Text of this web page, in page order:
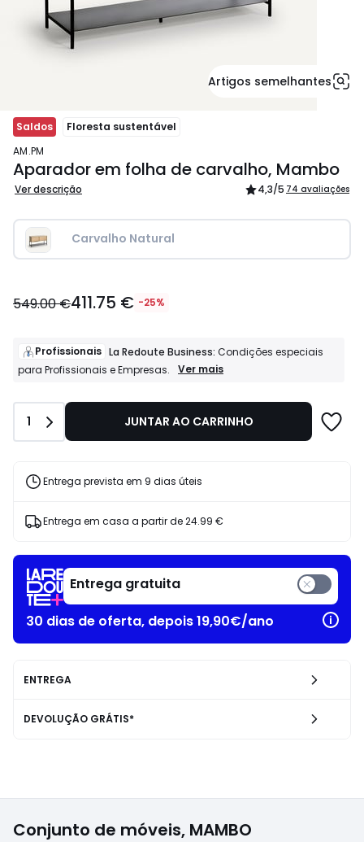
Artigos semelhantes
Saldos
Floresta sustentável
AM.PM
Aparador em folha de carvalho, Mambo
Ver descrição 4,3/5 74 avaliações
Carvalho Natural
€
de
549.00
25%
desconto
549.00 €411.75 € -25%
Profissionais La Redoute Business: Condições especiais
para Profissionais e Empresas.
Profissionais
Condições
e
Ver mais
Quantidade
1 JUNTAR AO CARRINHO
Entrega prevista em 9 dias úteis
Entrega em casa a partir de24.99 €
Entrega gratuita
30 dias de oferta, depois 19,90€/ano
ENTREGA
DEVOLUÇÃO GRÁTIS*
Conjunto de móveis, MAMBO